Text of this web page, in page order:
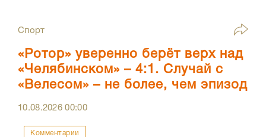
Спорт
«Ротор» уверенно берёт верх над
«Челябинском» – 4:1. Случай с
«Велесом» – не более, чем эпизод
10.08.202600:00
Комментарии